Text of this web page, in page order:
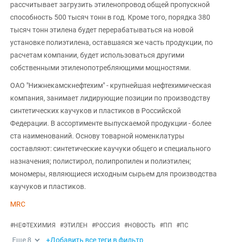
рассчитывает загрузить этиленопровод общей пропускной
способность 500 тысяч тонн в год. Кроме того, порядка 380
тысяч тонн этилена будет перерабатываться на новой
установке полиэтилена, оставшаяся же часть продукции, по
расчетам компании, будет использоваться другими
собственными этиленопотребляющими мощностями.
ОАО "Нижнекамскнефтехим" - крупнейшая нефтехимическая
компания, занимает лидирующие позиции по производству
синтетических каучуков и пластиков в Российской
Федерации. В ассортименте выпускаемой продукции - более
ста наименований. Основу товарной номенклатуры
составляют: синтетические каучуки общего и специального
назначения; полистирол, полипропилен и полиэтилен;
мономеры, являющиеся исходным сырьем для производства
каучуков и пластиков.
MRC
#НЕФТЕХИМИЯ #ЭТИЛЕН #РОССИЯ #НОВОСТЬ #ПП #ПС
Еще 8 +Добавить все теги в фильтр